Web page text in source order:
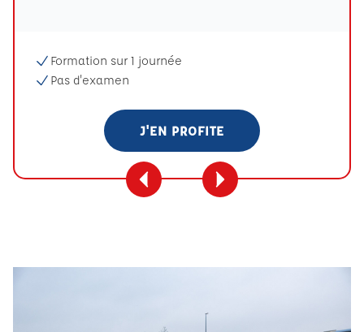
Formation sur 1 journée
Pas d'examen
J'EN PROFITE